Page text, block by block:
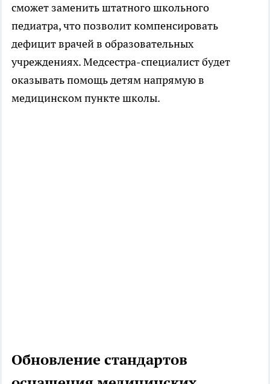
сможет заменить штатного школьного
педиатра, что позволит компенсировать
дефицит врачей в образовательных
учреждениях. Медсестра-специалист будет
оказывать помощь детям напрямую в
медицинском пункте школы.
Обновление стандартов